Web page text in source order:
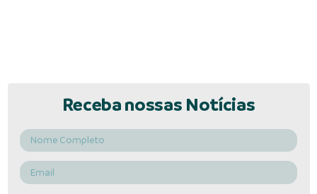
Receba nossas Notícias